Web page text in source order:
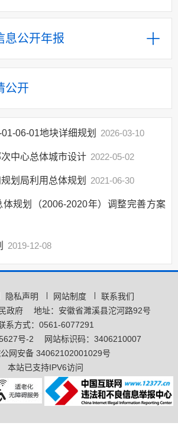
贫）
务
息公开年报
公开
06-01地块详细规划 2026-03-10
中心总体城市设计 2022-05-02
划局利用总体规划 2021-06-30
规划（2006-2020年）调整完善方案
2019-12-08
隐私声明 网站制度
联系我们
政府
地址：安徽省濉溪县沱河路92号
系方式：0561-6077291
号-2
网站标识码：3406210007
网安备 34062102001029号
本站已支持IPV6访问